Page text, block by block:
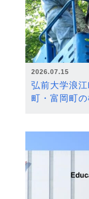
2026.07.15
弘前大学浪
町・富岡町